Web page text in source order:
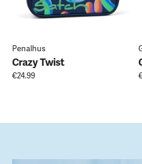
Penalhus
Crazy Twist
€24.99